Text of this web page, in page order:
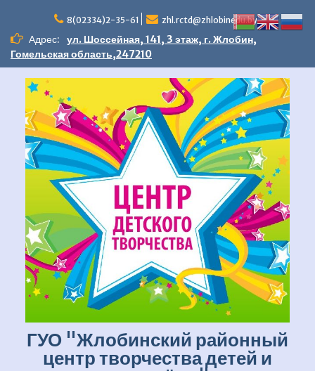
содержимому
8(02334)2-35-61 zhl.rctd@zhlobinedu.by
Адрес:
ул. Шоссейная, 141, 3 этаж, г. Жлобин,
Гомельская область,247210
ГУО "Жлобинский районный
центр творчества детей и